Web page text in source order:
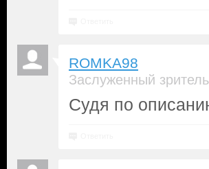
ROMKA98
Заслуженный зритель
Судя по